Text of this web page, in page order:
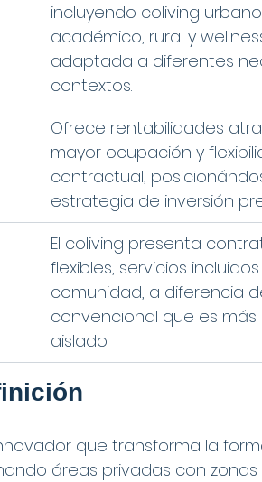
incluyendo coliving
académico, rural y
adaptada a diferentes
contextos.
Ofrece rentabilidades
mayor ocupación y
contractual,
estrategia de inversión
El coliving presenta
flexibles, servicios
comunidad, a diferencia
convencional que es
aislado.
que transforma la
áreas privadas con